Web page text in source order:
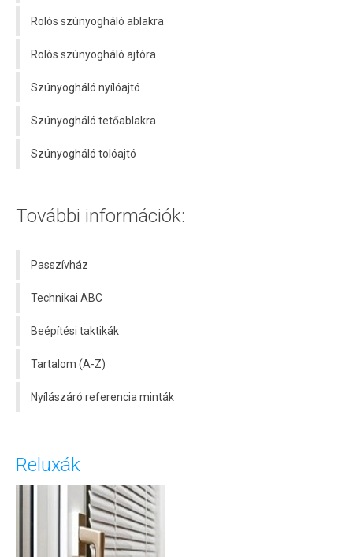
Rolós szúnyogháló ablakra
Rolós szúnyogháló ajtóra
Szúnyogháló nyílóajtó
Szúnyogháló tetőablakra
Szúnyogháló tolóajtó
További információk:
Passzívház
Technikai ABC
Beépítési taktikák
Tartalom (A-Z)
Nyílászáró referencia minták
Reluxák